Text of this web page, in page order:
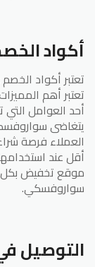
أكواد
تعتبر أكواد
تعتبر أهم
أحد العوامل التي
يتغاضى
العملاء فرصة
أقل عند
موقع تخفيض بكل
سواروفسكي.
التوصيل